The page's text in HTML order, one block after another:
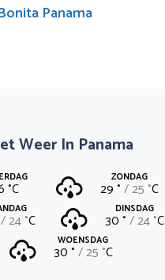
Panama
Weer In Panama
°C
ZONDAG
29 ° 25 °C
24 °C
DINSDAG
30 ° 24 °C
WOENSDAG
30 ° 25 °C